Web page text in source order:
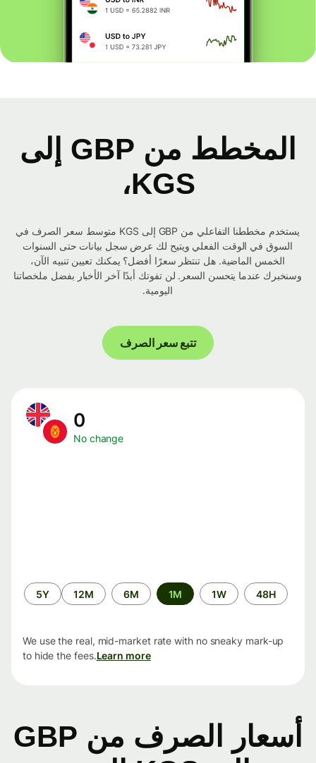
المخطط من GBP إلى
KGS،
يستخدم مخططنا التفاعلي من GBP إلى KGS متوسط ​​سعر الصرف في
السوق في الوقت الفعلي ويتيح لك عرض سجل بيانات حتى السنوات
الخمس الماضية. هل تنتظر سعرًا أفضل؟ يمكنك تعيين تنبيه الآن،
وسنخبرك عندما يتحسن السعر. لن تفوتك أبدًا آخر الأخبار بفضل ملخصاتنا
اليومية.
تتبع سعر الصرف
No change
الفترة
الزمنية
48H
1W
1M
6M
12M
5Y
We use the real, mid-market rate with no sneaky mark-up
to hide the fees.Learn more
أسعار الصرف من GBP